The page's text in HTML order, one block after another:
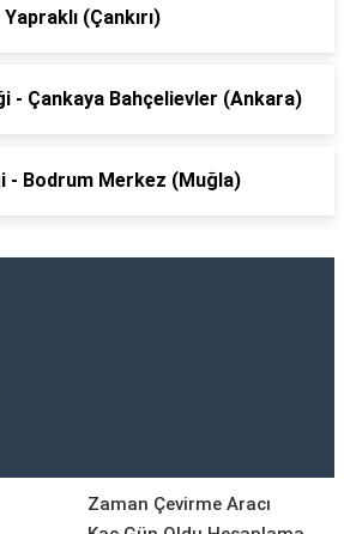
(Çankırı)
- Çankaya Bahçelievler (Ankara)
- Bodrum Merkez (Muğla)
Zaman Çevirme Aracı